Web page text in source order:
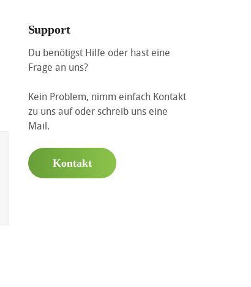
Support
Du benötigst Hilfe oder hast eine
Frage an uns?
Kein Problem, nimm einfach Kontakt
zu uns auf oder schreib uns eine
Mail.
Kontakt